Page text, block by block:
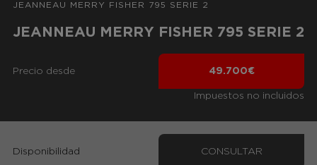
JEANNEAU MERRY FISHER 795 SERIE 2
JEANNEAU MERRY FISHER 795 SERIE 2
Precio desde 49.700€
Impuestos no incluidos
Disponibilidad CONSULTAR